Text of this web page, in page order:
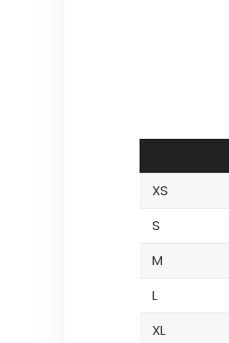
XS
S
M
L
XL